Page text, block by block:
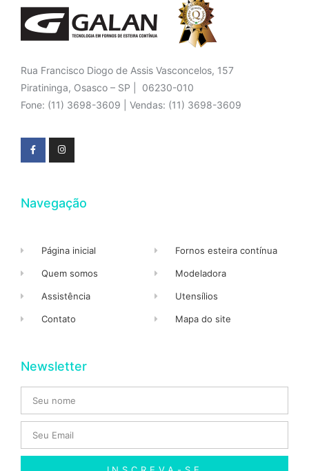
Rua Francisco Diogo de Assis Vasconcelos, 157
Piratininga, Osasco – SP | 06230-010
Fone: (11) 3698-3609 | Vendas: (11) 3698-3609
Navegação
Página inicial
Quem somos
Assistência
Contato
Fornos esteira contínua
Modeladora
Utensílios
Mapa do site
Newsletter